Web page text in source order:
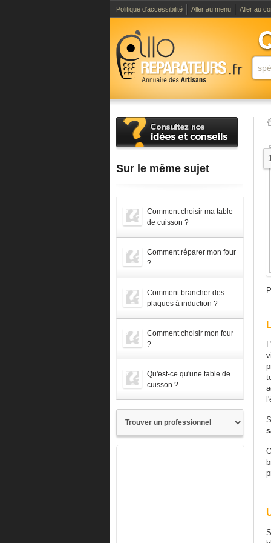
Politique d'accessibilité Aller au menu Aller au
Sur le même sujet
Comment choisir ma table
de cuisson ?
Comment réparer mon four
?
Comment brancher des
plaques à induction ?
Comment choisir mon four
?
Qu'est-ce qu'une table de
cuisson ?